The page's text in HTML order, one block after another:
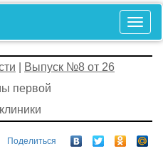
Выпуск №8 от 26
первой
Поделиться